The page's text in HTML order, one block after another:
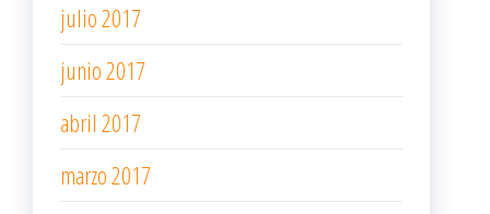
julio 2017
junio 2017
abril 2017
marzo 2017